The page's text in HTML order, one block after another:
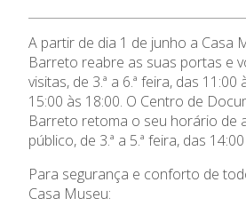
A Casa
Visitar
Coleções
Agenda
Centro de
A partir de dia 1 de junho a Casa
Barreto reabre as suas portas e
visitas, de 3.ª a 6.ª feira, das 11:00
15:00 às 18:00. O Centro de
Barreto retoma o seu horário de
público, de 3.ª a 5.ª feira, das
Para segurança e conforto de
Casa Museu: